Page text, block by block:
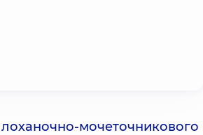
мочеточникового